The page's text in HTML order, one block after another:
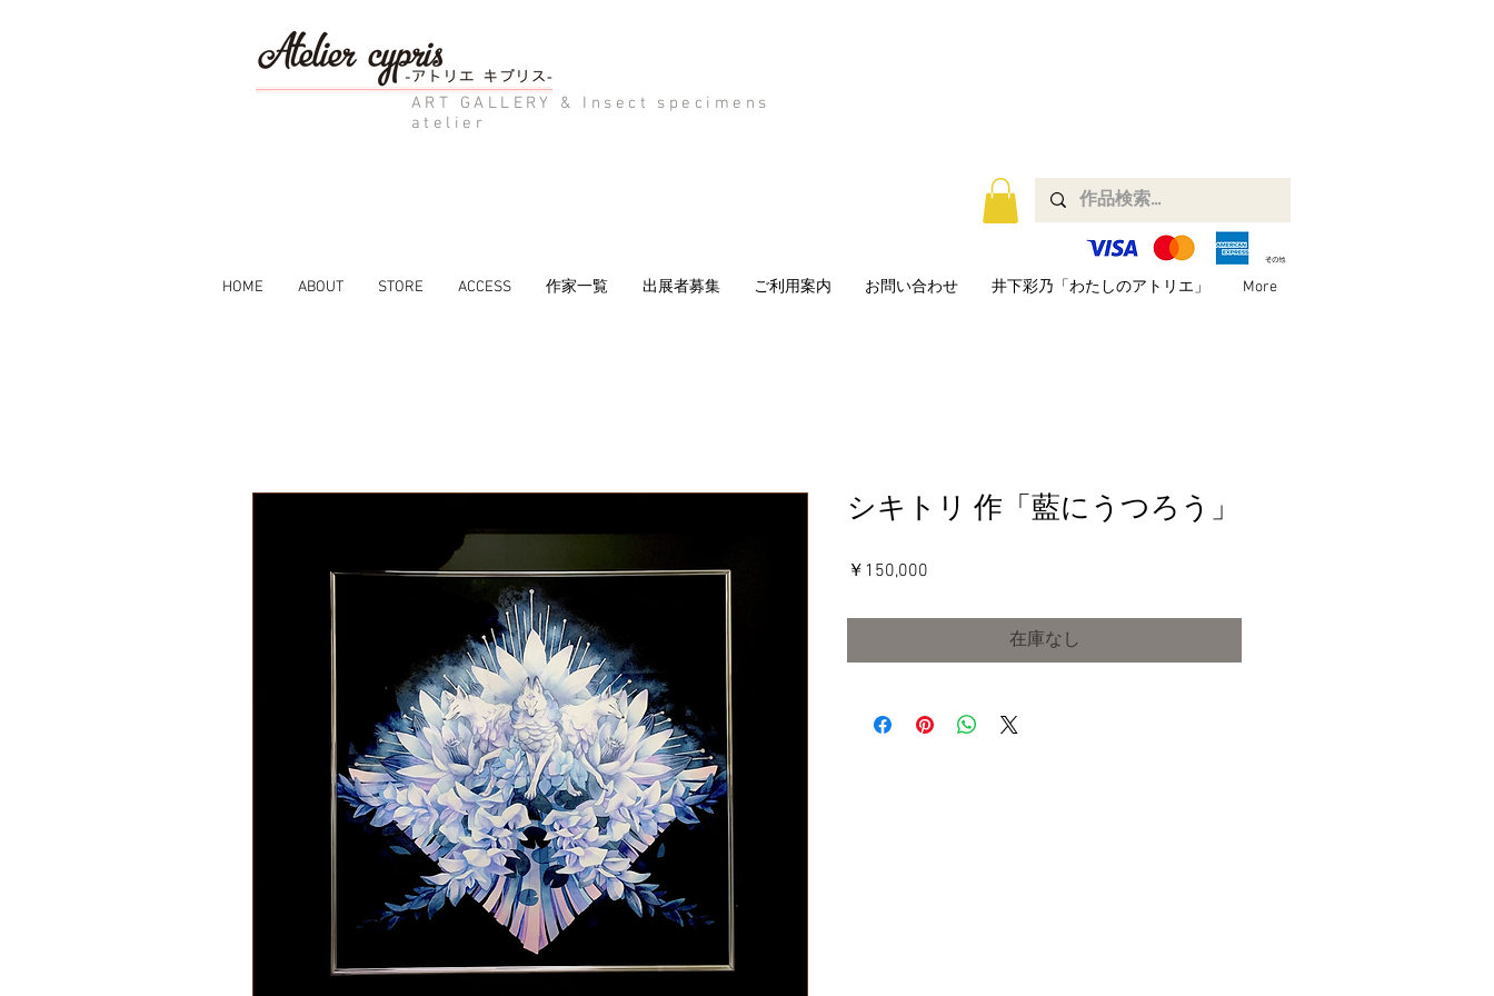
ART GALLERY & Insect specimens
atelier
HOME ABOUT STORE ACCESS 作家一覧 出展者募集 ご利用案内 お問い合わせ 井下彩乃「わたしのアトリエ」 More
シキトリ 作「藍にうつろう」
￥150,000
在庫なし